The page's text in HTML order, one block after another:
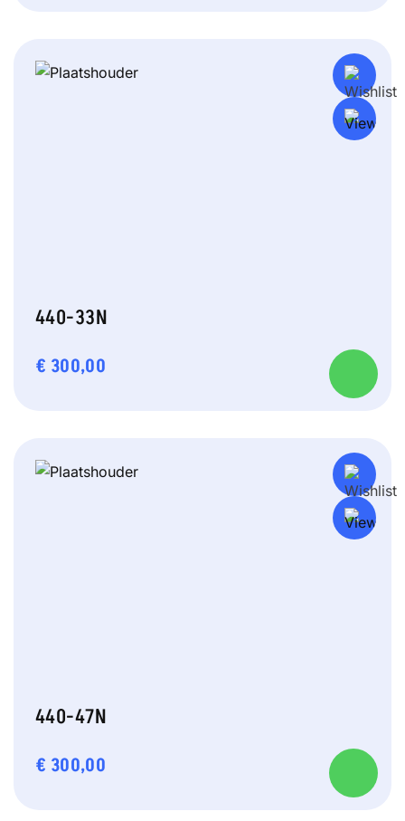
440-33N
€ 300,00
440-47N
€ 300,00